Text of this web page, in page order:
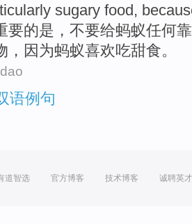
sugary food,
要的是 ， 不要给蚂蚁任何
， 因为蚂蚁喜欢吃甜食。
语例句
道智选 官方博客 技术博客 诚聘英才